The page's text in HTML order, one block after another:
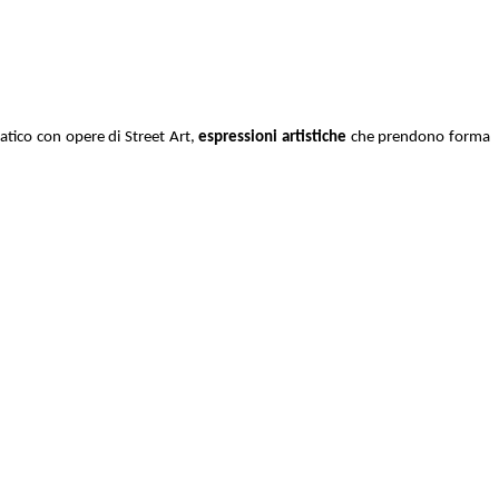
con opere di Street Art,espressioni artistiche che prendono forma